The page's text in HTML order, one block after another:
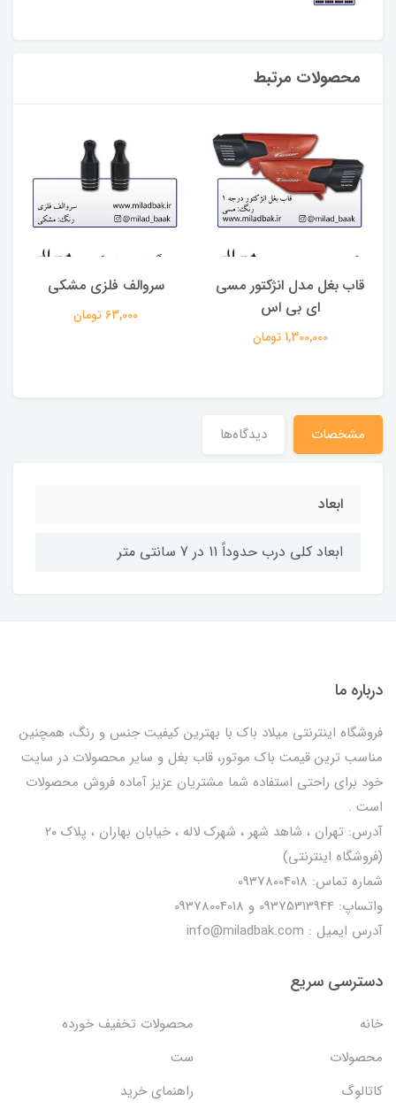
محصولات مرتبط
قاب بغل مدل انژکتور مسی
ای بی اس
1,300,000 تومان
سروالف فلزی مشکی
63,000 تومان
مشخصات دیدگاه‌ها
ابعاد
ابعاد کلی درب حدوداً 11 در 7 سانتی متر
درباره ما
فروشگاه اینترنتی میلاد باک با بهترین کیفیت جنس و رنگ، همچنین
مناسب ترین قیمت باک موتور، قاب بغل و سایر محصولات در سایت
خود برای راحتی استفاده شما مشتریان عزیز آماده فروش محصولات
است .
آدرس: تهران ، شاهد شهر ، شهرک لاله ، خیابان بهاران ، پلاک ۲۰
(فروشگاه اینترنتی)
شماره تماس: 09378004018
واتساپ: 09375313944 و 09378004018
آدرس ایمیل : info@miladbak.com
دسترسی سریع
خانه
محصولات تخفیف خورده
محصولات
ست
کاتالوگ
راهنمای خرید